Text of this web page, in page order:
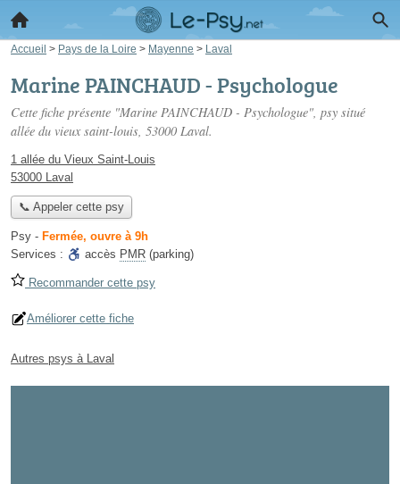
Accueil > Pays de la Loire > Mayenne > Laval
Marine PAINCHAUD - Psychologue
Cette fiche présente "Marine PAINCHAUD - Psychologue", psy situé
allée du vieux saint-louis, 53000 Laval.
1 allée du Vieux Saint-Louis
53000 Laval
📞 Appeler cette psy
Psy - Fermée, ouvre à 9h
Services :
accès PMR (parking)
Recommander cette psy
Améliorer cette fiche
Autres psys à Laval